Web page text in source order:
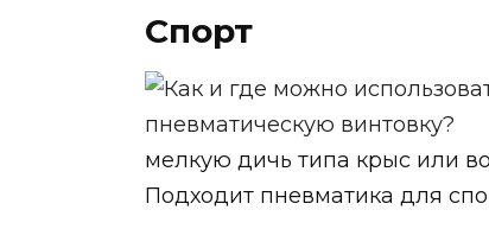
Спорт
мелкую дичь типа крыс или
Подходит пневматика для